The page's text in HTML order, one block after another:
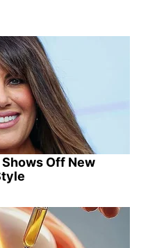
Off New